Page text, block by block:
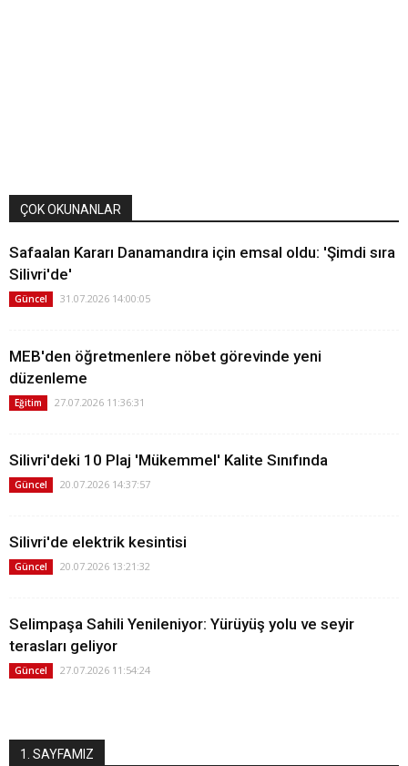
ÇOK OKUNANLAR
Safaalan Kararı Danamandıra için emsal oldu: 'Şimdi sıra
Silivri'de'
Güncel 31.07.2026 14:00:05
MEB'den öğretmenlere nöbet görevinde yeni
düzenleme
Eğitim 27.07.2026 11:36:31
Silivri'deki 10 Plaj 'Mükemmel' Kalite Sınıfında
Güncel 20.07.2026 14:37:57
Silivri'de elektrik kesintisi
Güncel 20.07.2026 13:21:32
Selimpaşa Sahili Yenileniyor: Yürüyüş yolu ve seyir
terasları geliyor
Güncel 27.07.2026 11:54:24
1. SAYFAMIZ